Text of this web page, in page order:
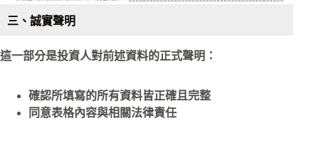
三、誠實聲明
這一部分是投資人對前述資料的正式聲明：
確認所填寫的所有資料皆正確且完整
同意表格內容與相關法律責任